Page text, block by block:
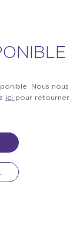
Nous nous
ici pour retourner